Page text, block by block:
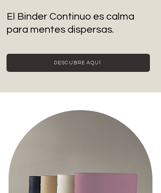
El Binder Continuo es calma
para mentes dispersas.
DESCUBRE AQUÍ